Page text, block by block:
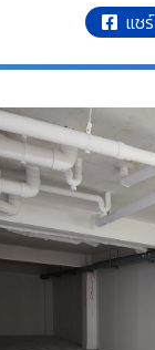
แชร์